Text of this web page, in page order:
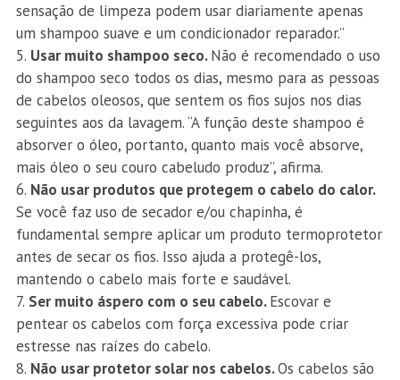
sensação de limpeza podem usar diariamente apenas
um shampoo suave e um condicionador reparador.”
Usar muito shampoo seco.Não é recomendado o uso
do shampoo seco todos os dias, mesmo para as pessoas
de cabelos oleosos, que sentem os fios sujos nos dias
seguintes aos da lavagem. “A função deste shampoo é
absorver o óleo, portanto, quanto mais você absorve,
mais óleo o seu couro cabeludo produz”, afirma.
Não usar produtos que protegem o cabelo do calor.
Se você faz uso de secador e/ou chapinha, é
fundamental sempre aplicar um produto termoprotetor
antes de secar os fios. Isso ajuda a protegê-los,
mantendo o cabelo mais forte e saudável.
Ser muito áspero com o seu cabelo.Escovar e
pentear os cabelos com força excessiva pode criar
estresse nas raízes do cabelo.
Não usar protetor solar nos cabelos.Os cabelos são